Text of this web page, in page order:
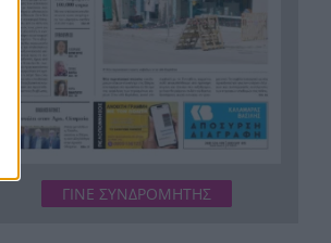
Ισχυρός σεισμός στις
Φιλιππίνες – Κουνήθηκε η
Μανίλα, εκενώθηκαν κτίρια
Εορτολόγιο – Ξεχωριστές
εκπλήξεις: Σπάνια ονόματα
Υπόθεση Marfin: Στην
ΓΙΝΕ ΣΥΝΔΡΟΜΗΤΗΣ